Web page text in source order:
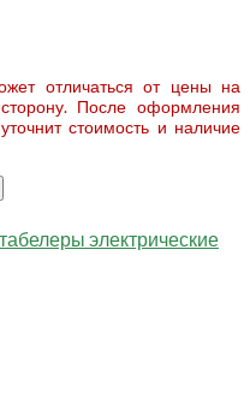
отличаться от цены на
После оформления
стоимость и наличие
электрические